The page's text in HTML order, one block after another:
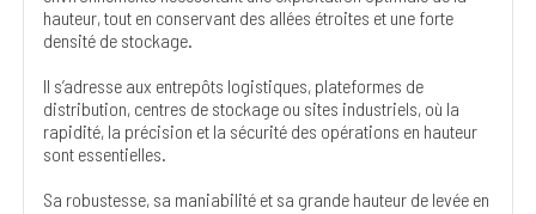
hauteur, tout en conservant des allées étroites et une forte
densité de stockage.
Il s’adresse aux entrepôts logistiques, plateformes de
distribution, centres de stockage ou sites industriels, où la
rapidité, la précision et la sécurité des opérations en hauteur
sont essentielles.
Sa robustesse, sa maniabilité et sa grande hauteur de levée en